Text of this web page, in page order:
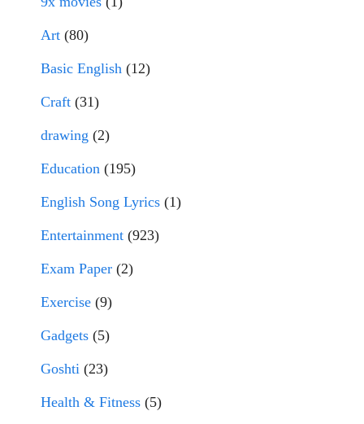
Art (80)
Basic English (12)
Craft (31)
drawing (2)
Education (195)
English Song Lyrics (1)
Entertainment (923)
Exam Paper (2)
Exercise (9)
Gadgets (5)
Goshti (23)
Health & Fitness (5)